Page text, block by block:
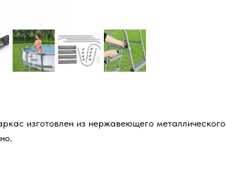
изготовлен из нержавеющего